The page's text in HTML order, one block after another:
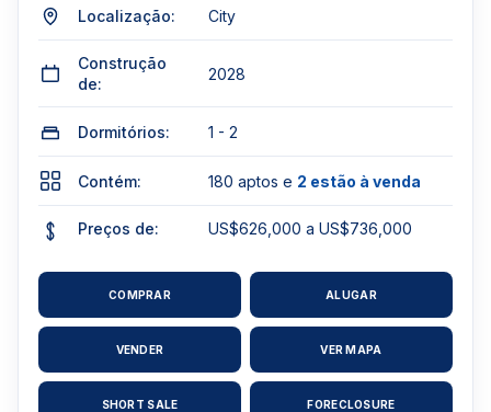
Localização: City
Construção
de:
2028
Dormitórios: 1 - 2
Contém: 180 aptos e 2 estão à venda
Preços de: US$626,000 a US$736,000
COMPRAR ALUGAR
VENDER VER MAPA
SHORT SALE FORECLOSURE